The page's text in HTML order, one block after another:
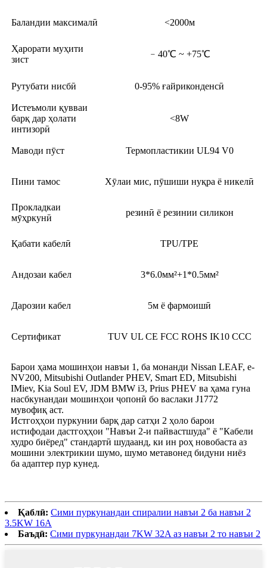
Баландии максималӣ <2000м
Ҳарорати муҳити
зист
﹣40℃ ~ +75℃
Рутубати нисбӣ 0-95% ғайриконденсӣ
Истеъмоли қувваи
барқ ​​дар ҳолати
интизорӣ
<8W
Маводи пӯст Термопластикии UL94 V0
Пини тамос Хӯлаи мис, пӯшиши нуқра ё никелӣ
Прокладкаи
мӯҳркунӣ
резинӣ ё резинии силикон
Қабати кабелӣ TPU/TPE
Андозаи кабел 3*6.0мм²+1*0.5мм²
Дарозии кабел 5м ё фармоишӣ
Сертификат TUV UL CE FCC ROHS IK10 CCC
Барои ҳама мошинҳои навъи 1, ба монанди Nissan LEAF, e-
NV200, Mitsubishi Outlander PHEV, Smart ED, Mitsubishi
IMiev, Kia Soul EV, JDM BMW i3, Prius PHEV ва ҳама гуна
насбкунандаи мошинҳои ҷопонӣ бо васлаки J1772
мувофиқ аст.
Истгоҳҳои пуркунии барқ ​​дар сатҳи 2 ҳоло барои
истифодаи дастгоҳҳои "Навъи 2-и пайвастшуда" ё "Кабели
худро биёред" стандартӣ шудаанд, ки ин роҳ новобаста аз
мошини электрикии шумо, шумо метавонед бидуни ниёз
ба адаптер пур кунед.
Қаблӣ: Сими пуркунандаи спиралии навъи 2 ба навъи 2
3.5KW 16A
Баъдӣ: Сими пуркунандаи 7KW 32A аз навъи 2 то навъи 2